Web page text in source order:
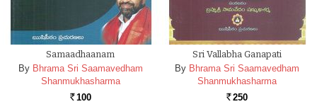
Samaadhaanam
By Bhrama Sri Saamavedham
Shanmukhasharma
Rs. 100
Sri Vallabha Ganapati
By Bhrama Sri Saamavedham
Shanmukhasharma
Rs. 250